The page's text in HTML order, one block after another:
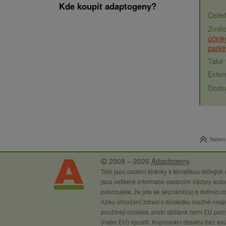
Kde koupit adaptogeny?
Nahoru
2008 – 2026 Adaptogeny.
Toto jsou osobní stránky s tématikou
jsou veškeré informace osobními názory
potvrzujete, že jste se seznámil(a) s definicí
riziku ohrožení zdraví v důsledku možné
používají cookies, proto občané zemí EU
(nebo EU) opustit. Kopírování obsahu bez